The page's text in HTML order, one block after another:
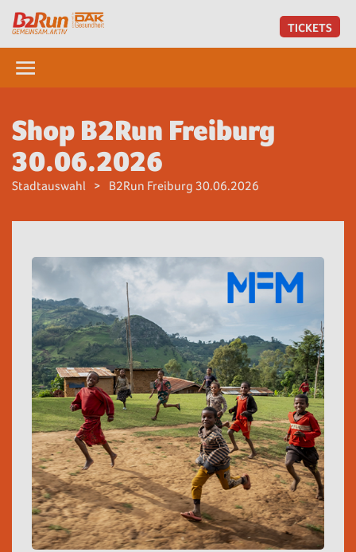
TICKETS
Shop B2Run Freiburg
30.06.2026
Stadtauswahl B2Run Freiburg 30.06.2026